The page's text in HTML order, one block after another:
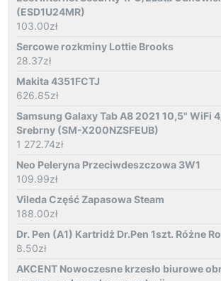
(ESD1U24MR)
103.00zł
Sercowe rozkminy Lottie Brooks
28.37zł
Makita 4351FCTJ
626.85zł
Samsung Galaxy Tab A8 2021 10,5" WiFi
Srebrny (SM-X200NZSFEUB)
1 272.74zł
Neo Peleryna Przeciwdeszczowa 3W1
109.99zł
Vileda Część Zapasowa Steam
188.00zł
Dr. Pen (A1) Kartridż Dr.Pen 1szt. Różne
8.50zł
AKCENT Nowoczesne krzesło biurowe